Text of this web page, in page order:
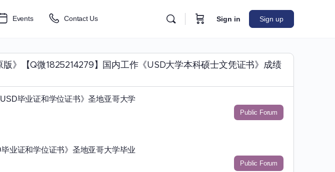
Events Contact Us Sign in Sign up
》【Q微1825214279】国内工作《USD大学本科硕士文凭证书》成绩
毕业证和学位证书》圣地亚哥大学
Public Forum
业证和学位证书》圣地亚哥大学毕业
Public Forum